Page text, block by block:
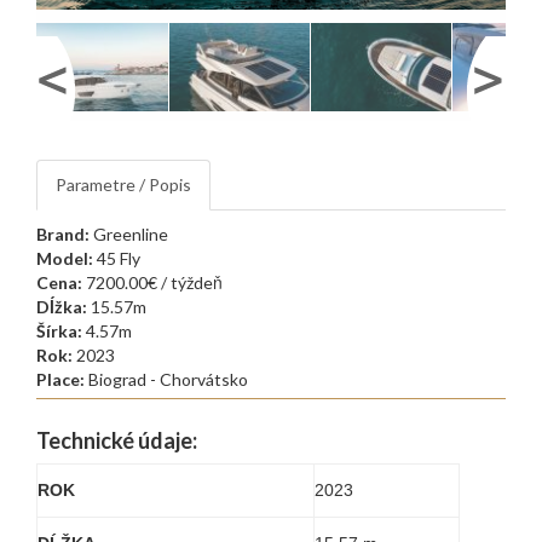
Parametre / Popis
Brand: Greenline
Model: 45 Fly
Cena: 7200.00€ / týždeň
Dĺžka: 15.57m
Šírka: 4.57m
Rok: 2023
Place: Biograd - Chorvátsko
Technické údaje:
ROK 2023